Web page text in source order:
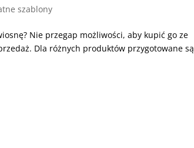
szablony
Nie przegap możliwości, aby kupić go ze
Dla różnych produktów przygotowane są